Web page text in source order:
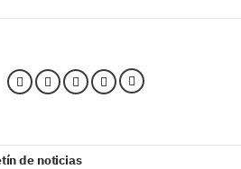
de noticias